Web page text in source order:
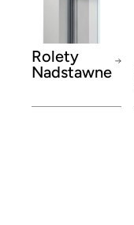
Rolety
Nadstawne